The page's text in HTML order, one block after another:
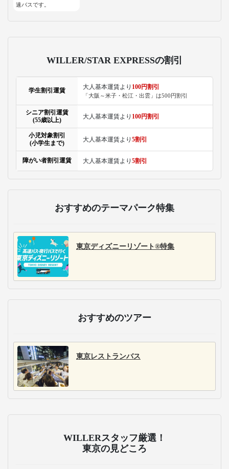
速バスです。
WILLER/STAR EXPRESSの割引
学生割引運賃
大人基本運賃より 100円割引
「大阪～米子・松江・出雲」は500円割引
シニア割引運賃
(55歳以上)
大人基本運賃より 100円割引
小児対象割引
(小学生まで)
大人基本運賃より 5割引
障がい者割引運賃 大人基本運賃より 5割引
おすすめのテーマパーク特集
東京ディズニーリゾート®特集
おすすめのツアー
東京レストランバス
WILLERスタッフ厳選！
東京の見どころ